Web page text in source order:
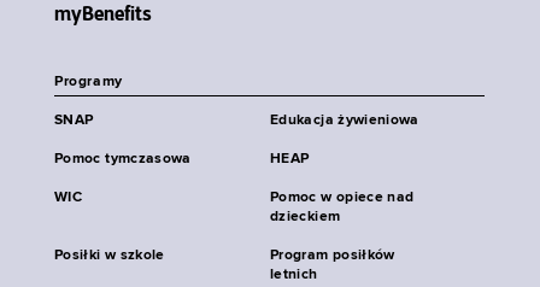
myBenefits
Programy
SNAP Edukacja żywieniowa
Pomoc tymczasowa HEAP
WIC
Pomoc w opiece nad
dzieckiem
Posiłki w szkole
Program posiłków
letnich